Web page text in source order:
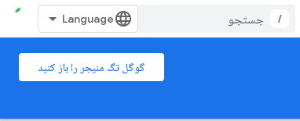
/
گوگل تگ منیجر را باز کنید